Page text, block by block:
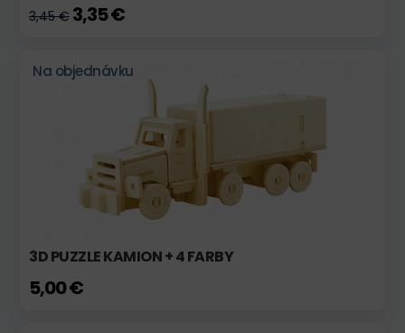
3,45 € 3,35 €
Na objednávku
3D PUZZLE KAMION + 4 FARBY
5,00 €